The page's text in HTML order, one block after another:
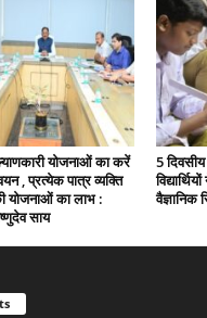
योजनाओं का करें
, प्रत्येक पात्र व्यक्ति
योजनाओं का लाभ :
साय
5
वैज्ञानिक